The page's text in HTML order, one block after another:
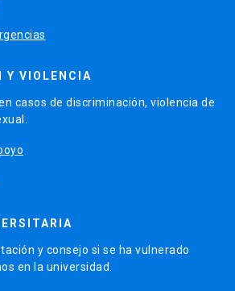
Y VIOLENCIA
casos de discriminación, violencia de
y consejo si se ha vulnerado
en la universidad.